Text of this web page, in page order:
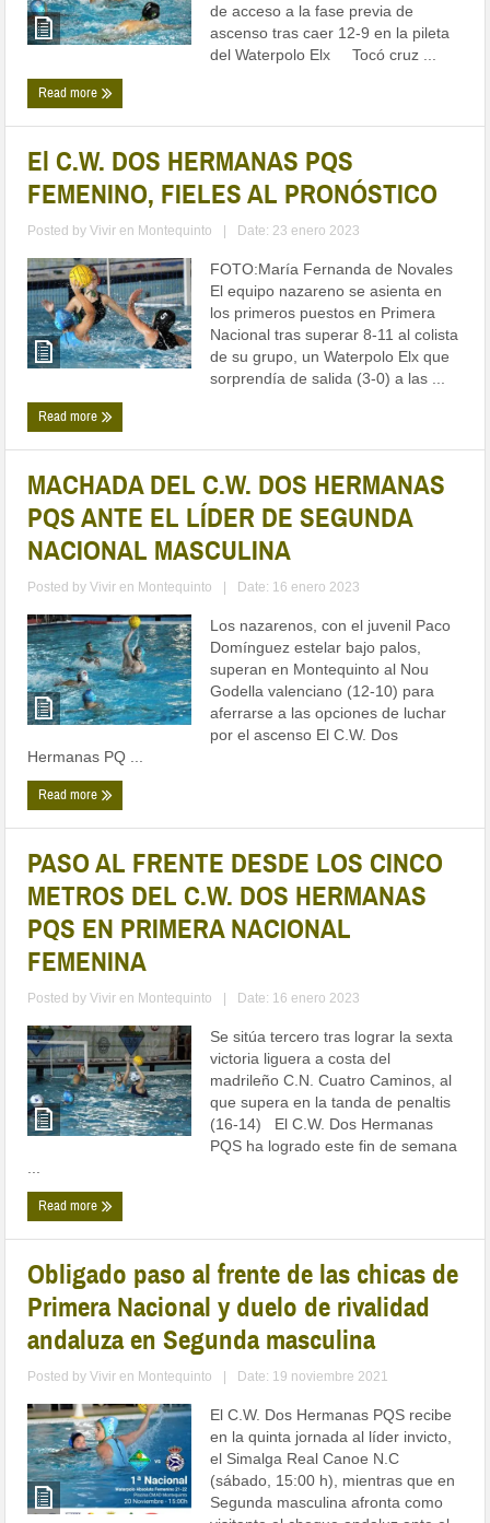
de acceso a la fase previa de
ascenso tras caer 12-9 en la pileta
del Waterpolo Elx Tocó cruz ...
Read more
El C.W. DOS HERMANAS PQS
FEMENINO, FIELES AL PRONÓSTICO
Posted byVivir en Montequinto Date: 23 enero 2023
FOTO:María Fernanda de Novales
El equipo nazareno se asienta en
los primeros puestos en Primera
Nacional tras superar 8-11 al colista
de su grupo, un Waterpolo Elx que
sorprendía de salida (3-0) a las ...
Read more
MACHADA DEL C.W. DOS HERMANAS
PQS ANTE EL LÍDER DE SEGUNDA
NACIONAL MASCULINA
Posted byVivir en Montequinto Date: 16 enero 2023
Los nazarenos, con el juvenil Paco
Domínguez estelar bajo palos,
superan en Montequinto al Nou
Godella valenciano (12-10) para
aferrarse a las opciones de luchar
por el ascenso El C.W. Dos
Hermanas PQ ...
Read more
PASO AL FRENTE DESDE LOS CINCO
METROS DEL C.W. DOS HERMANAS
PQS EN PRIMERA NACIONAL
FEMENINA
Posted byVivir en Montequinto Date: 16 enero 2023
Se sitúa tercero tras lograr la sexta
victoria liguera a costa del
madrileño C.N. Cuatro Caminos, al
que supera en la tanda de penaltis
(16-14) El C.W. Dos Hermanas
PQS ha logrado este fin de semana
...
Read more
Obligado paso al frente de las chicas de
Primera Nacional y duelo de rivalidad
andaluza en Segunda masculina
Posted byVivir en Montequinto Date: 19 noviembre 2021
El C.W. Dos Hermanas PQS recibe
en la quinta jornada al líder invicto,
el Simalga Real Canoe N.C
(sábado, 15:00 h), mientras que en
Segunda masculina afronta como